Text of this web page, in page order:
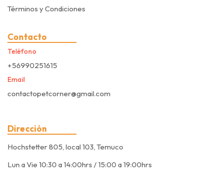
Términos y Condiciones
Contacto
Teléfono
+56990251615
Email
contactopetcorner@gmail.com
Dirección
Hochstetter 805, local 103, Temuco
Lun a Vie 10:30 a 14:00hrs / 15:00 a 19:00hrs